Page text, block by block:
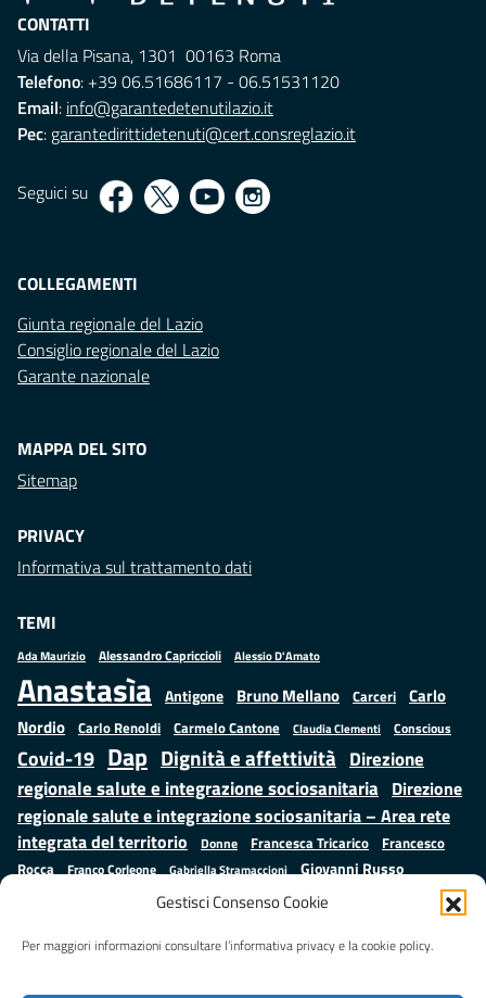
Gestisci Consenso Cookie
Per maggiori informazioni consultare l’informativa privacy e la cookie policy.
CONTATTI
Via della Pisana, 1301 00163 Roma
Telefono: +39 06.51686117 - 06.51531120
Email: info@garantedetenutilazio.it
Pec: garantedirittidetenuti@cert.consreglazio.it
Seguici su
COLLEGAMENTI
Giunta regionale del Lazio
Consiglio regionale del Lazio
Garante nazionale
MAPPA DEL SITO
Sitemap
PRIVACY
Informativa sul trattamento dati
TEMI
Ada Maurizio Alessandro Capriccioli Alessio D'Amato
Anastasìa Antigone Bruno Mellano Carceri
Carlo
Nordio Carlo Renoldi Carmelo Cantone Claudia Clementi Conscious
Covid-19 Dap Dignità e affettività Direzione
regionale salute e integrazione sociosanitaria Direzione
regionale salute e integrazione sociosanitaria – Area rete
integrata del territorio
Donne Francesca Tricarico
Francesco
Rocca
Franco Corleone Gabriella Stramaccioni Giovanni Russo
Giuseppe Emanuele Cangemi Istruzione e cultura
Mauro
Palma ministero della Giustizia Minori Misure